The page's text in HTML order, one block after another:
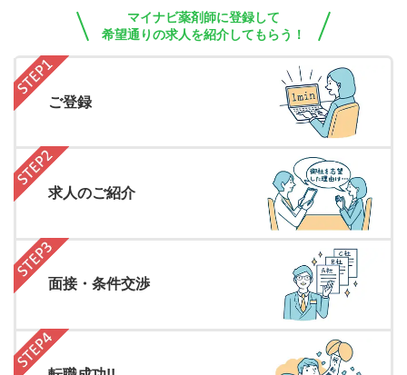
マイナビ薬剤師に登録して
希望通りの求人を紹介してもらう！
ご登録
求人のご紹介
面接・条件交渉